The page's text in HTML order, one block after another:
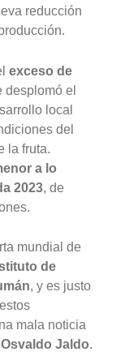
reducción
exceso de
desplomó el
local
del
la fruta.
a lo
2023, de
mundial de
de
, y es justo
mala noticia
Jaldo.